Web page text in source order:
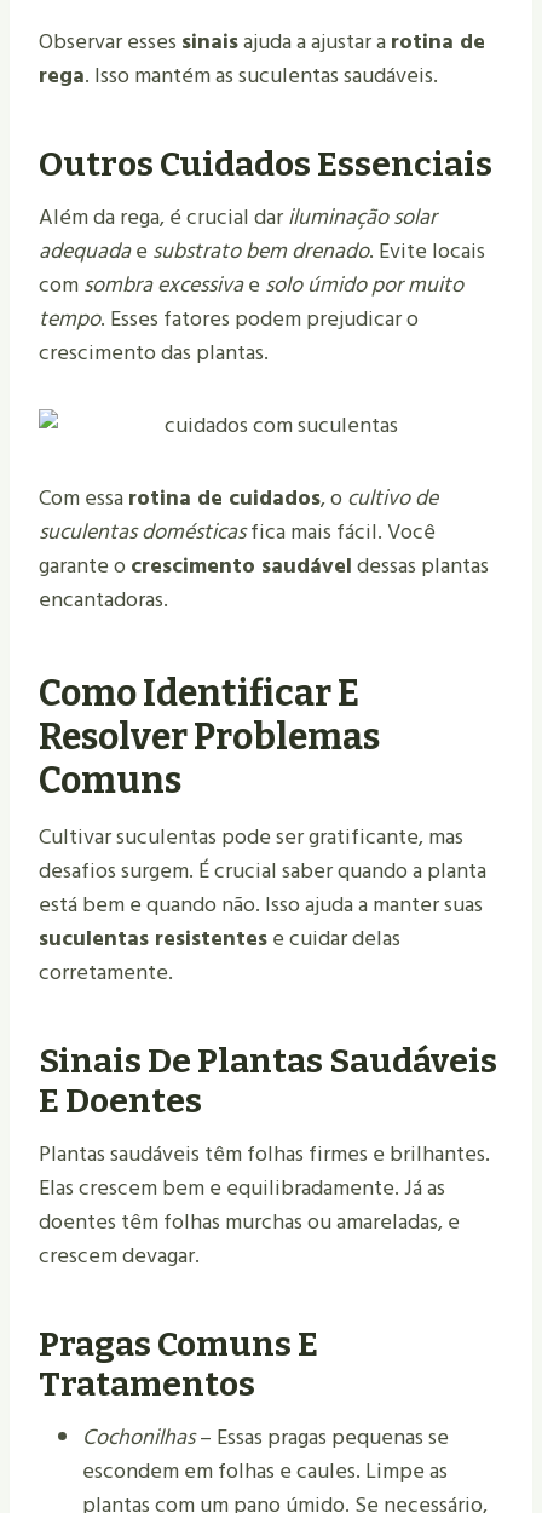
Observar esses sinaisajuda a ajustar arotina de
rega. Isso mantém as suculentas saudáveis.
Outros Cuidados Essenciais
Além da rega, é crucial dariluminação solar
adequadae substrato bem drenado. Evite locais
comsombra excessivae solo úmido por muito
tempo. Esses fatores podem prejudicar o
crescimento das plantas.
Com essarotina de cuidados, ocultivo de
suculentas domésticasfica mais fácil. Você
garante ocrescimento saudáveldessas plantas
encantadoras.
Como Identificar E
Resolver Problemas
Comuns
Cultivar suculentas pode ser gratificante, mas
desafios surgem. É crucial saber quando a planta
está bem e quando não. Isso ajuda a manter suas
suculentas resistentese cuidar delas
corretamente.
Sinais De Plantas Saudáveis
E Doentes
Plantas saudáveis têm folhas firmes e brilhantes.
Elas crescem bem e equilibradamente. Já as
doentes têm folhas murchas ou amareladas, e
crescem devagar.
Pragas Comuns E
Tratamentos
Cochonilhas– Essas pragas pequenas se
escondem em folhas e caules. Limpe as
plantas com um pano úmido. Se necessário,